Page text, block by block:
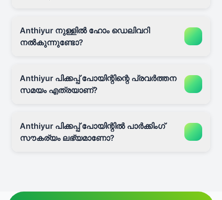
Anthiyur നുള്ളിൽ ഹോം ഡെലിവറി
നൽകുന്നുണ്ടോ?
Anthiyur പിക്കപ്പ് പോയിന്റിന്റെ പ്രവർത്തന
സമയം എത്രയാണ്?
Anthiyur പിക്കപ്പ് പോയിന്റിൽ പാർക്കിംഗ്
സൗകര്യം ലഭ്യമാണോ?